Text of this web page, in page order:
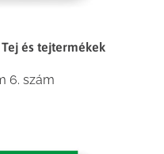
és tejtermékek
6. szám